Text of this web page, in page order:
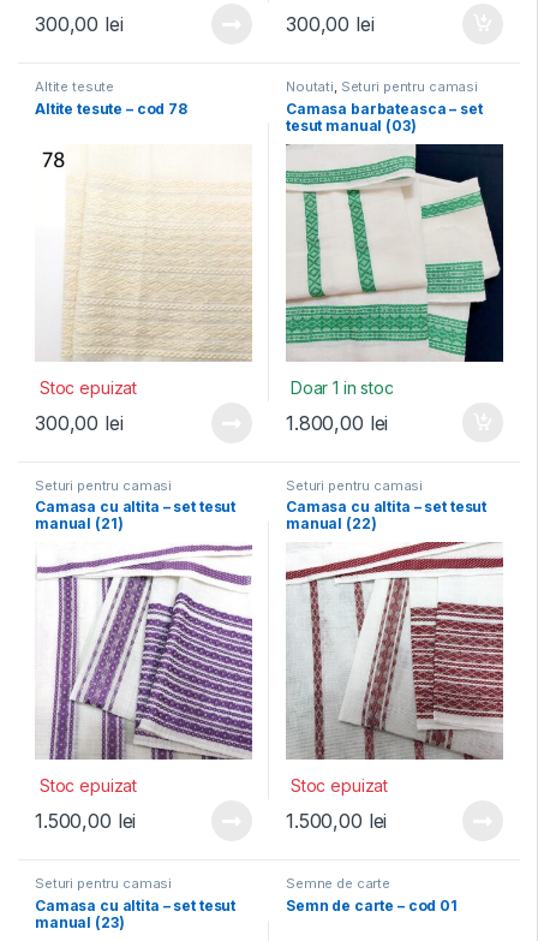
300,00 lei 300,00 lei
Altite tesute
Altite tesute – cod 78
Stoc epuizat
300,00 lei
Noutati Seturi pentru camasi
Camasa barbateasca – set
tesut manual (03)
Doar 1 in stoc
1.800,00 lei
Seturi pentru camasi
Camasa cu altita – set tesut
manual (21)
Stoc epuizat
1.500,00 lei
Seturi pentru camasi
Camasa cu altita – set tesut
manual (22)
Stoc epuizat
1.500,00 lei
Seturi pentru camasi
Camasa cu altita – set tesut
manual (23)
Semne de carte
Semn de carte – cod 01